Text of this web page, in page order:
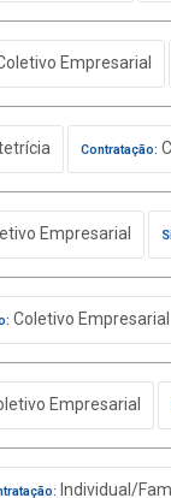
Empresarial
Contratação:
Empresarial
Coletivo Empresarial
Empresarial
Individual/